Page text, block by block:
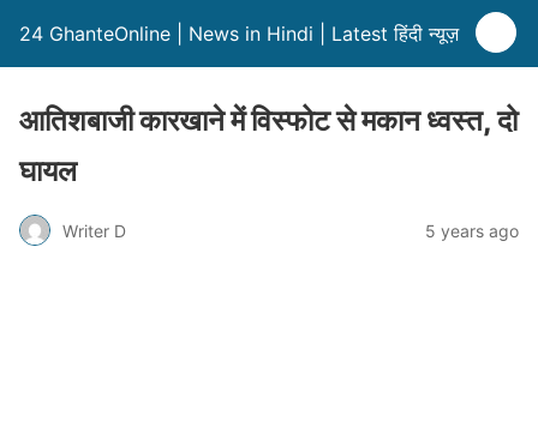
24 GhanteOnline | News in Hindi | Latest हिंदी न्यूज़
आतिशबाजी कारखाने में विस्फोट से मकान ध्वस्त, दो
घायल
Writer D 5 years ago